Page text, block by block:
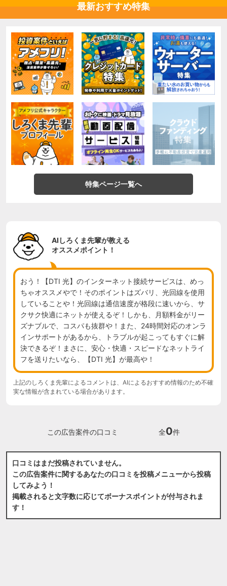
最新おすすめ特集
特集ページ一覧へ
AIしろくま先輩が教える
オススメポイント！
おう！【DTI 光】のインターネット接続サービスは、めっ
ちゃオススメやで！そのポイントはズバリ、光回線を使用
していることや！光回線は通信速度が格段に速いから、サ
クサク快適にネットが使えるぞ！しかも、月額料金がリー
ズナブルで、コスパも抜群や！また、24時間対応のオンラ
インサポートがあるから、トラブルが起こってもすぐに解
決できるぞ！まさに、安心・快適・スピードなネットライ
フを送りたいなら、【DTI 光】が最高や！
上記のしろくま先輩によるコメントは、AIによるおすすめ情報のため不確
実な情報が含まれている場合があります。
この広告案件の口コミ 全0件
口コミはまだ投稿されていません。
この広告案件に関するあなたの口コミを投稿メニューから投稿
してみよう！
掲載されると文字数に応じてボーナスポイントが付与されま
す！